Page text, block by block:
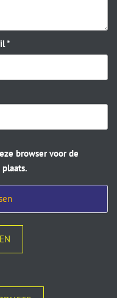
*
browser voor de